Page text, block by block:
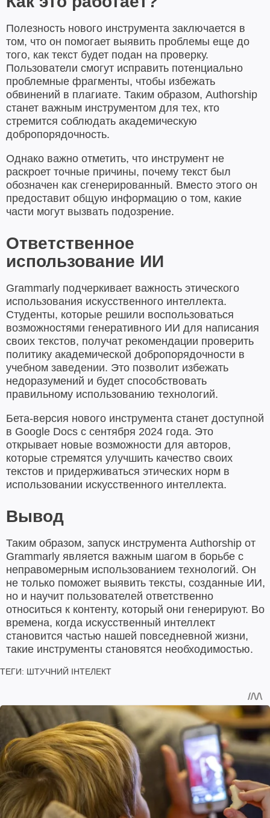
Полезность нового инструмента заключается в
том, что он помогает выявить проблемы еще до
того, как текст будет подан на проверку.
Пользователи смогут исправить потенциально
проблемные фрагменты, чтобы избежать
обвинений в плагиате. Таким образом, Authorship
станет важным инструментом для тех, кто
стремится соблюдать академическую
добропорядочность.
Однако важно отметить, что инструмент не
раскроет точные причины, почему текст был
обозначен как сгенерированный. Вместо этого он
предоставит общую информацию о том, какие
части могут вызвать подозрение.
Ответственное
использование ИИ
Grammarly подчеркивает важность этического
использования искусственного интеллекта.
Студенты, которые решили воспользоваться
возможностями генеративного ИИ для написания
своих текстов, получат рекомендации проверить
политику академической добропорядочности в
учебном заведении. Это позволит избежать
недоразумений и будет способствовать
правильному использованию технологий.
Бета-версия нового инструмента станет доступной
в Google Docs с сентября 2024 года. Это
открывает новые возможности для авторов,
которые стремятся улучшить качество своих
текстов и придерживаться этических норм в
использовании искусственного интеллекта.
Вывод
Таким образом, запуск инструмента Authorship от
Grammarly является важным шагом в борьбе с
неправомерным использованием технологий. Он
не только поможет выявить тексты, созданные ИИ,
но и научит пользователей ответственно
относиться к контенту, который они генерируют. Во
времена, когда искусственный интеллект
становится частью нашей повседневной жизни,
такие инструменты становятся необходимостью.
ТЕГИ: ШТУЧНИЙ ІНТЕЛЕКТ